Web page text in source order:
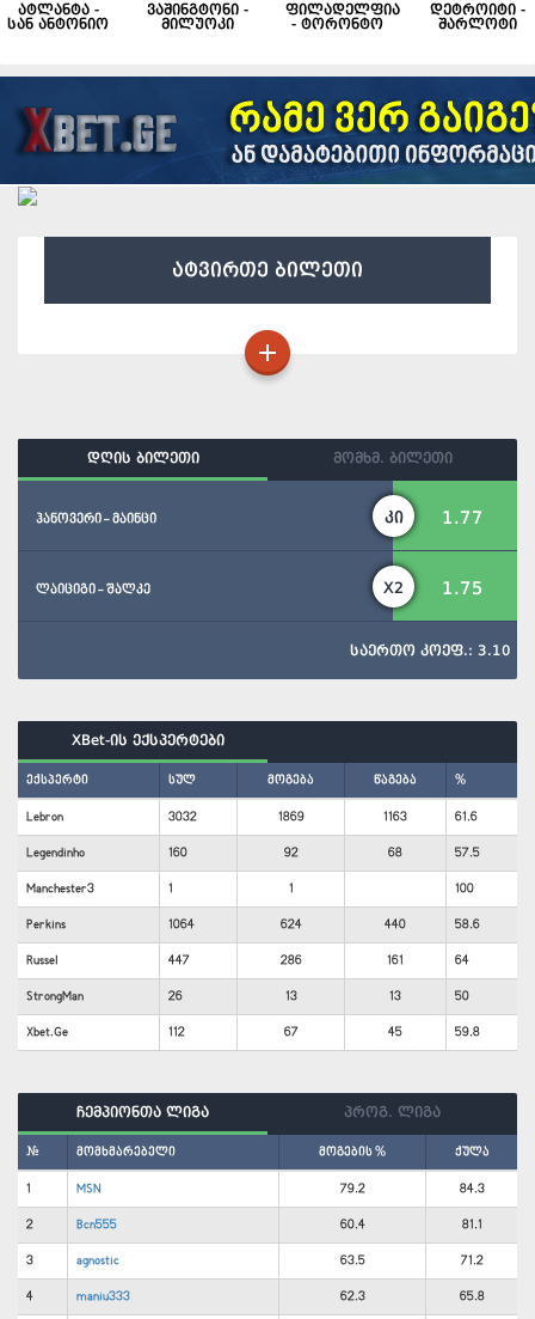
ატლანტა -
სან ანტონიო
ვაშინგტონი -
მილუოკი
ფილადელფია
- ტორონტო
დეტროიტი -
შარლოტი
ატვირთე ბილეთი
დღის ბილეთი მომხმ. ბილეთი
ჰანოვერი - მაინცი კი 1.77
ლაიციგი - შალკე X2 1.75
საერთო კოეფ.: 3.10
XBet-ის ექსპერტები
ექსპერტი სულ მოგება წაგება %
Lebron 3032 1869 1163 61.6
Legendinho 160 92 68 57.5
Manchester3 1 1 100
Perkins 1064 624 440 58.6
Russel 447 286 161 64
StrongMan 26 13 13 50
Xbet.Ge 112 67 45 59.8
ჩემპიონთა ლიგა პროგ. ლიგა
# მომხმარებელი მოგების % ქულა
1 MSN 79.2 84.3
2 Bcn555 60.4 81.1
3 agnostic 63.5 71.2
4 maniu333 62.3 65.8